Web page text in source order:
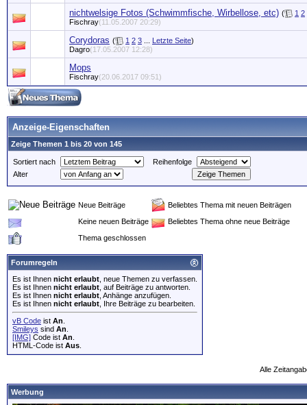
nichtwelsige Fotos (Schwimmfische, Wirbellose, etc) ( 1 2
Fischray(11.05.2007 20:29)
Corydoras ( 1 2 3 Letzte Seite)
Dagro(17.05.2007 12:28)
Mops
Fischray(20.06.2017 09:51)
Anzeige-Eigenschaften
Zeige Themen 1 bis 20 von 145
Sortiert nach
Reihenfolge
Alter
Neue Beiträge
Beliebtes Thema mit neuen Beiträgen
Keine neuen Beiträge
Beliebtes Thema ohne neue Beiträge
Thema geschlossen
Forumregeln
Es ist Ihnen nicht erlaubt , neue Themen zu verfassen.
Es ist Ihnen nicht erlaubt , auf Beiträge zu antworten.
Es ist Ihnen nicht erlaubt , Anhänge anzufügen.
Es ist Ihnen nicht erlaubt , Ihre Beiträge zu bearbeiten.
vB Code ist An
Smileys sind An
[IMG] Code ist An
HTML-Code ist Aus
Alle
Werbung